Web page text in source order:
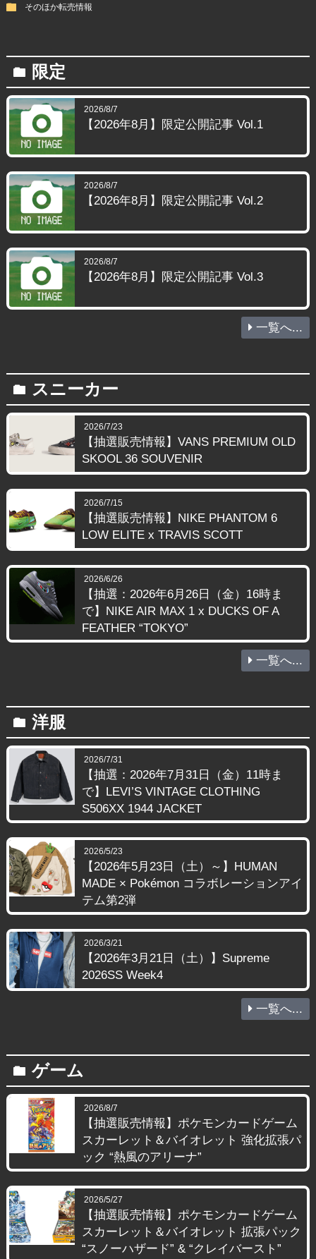
folder そのほか転売情報
folder 限定
2026/8/7
【2026年8月】限定公開記事 Vol.1
2026/8/7
【2026年8月】限定公開記事 Vol.2
2026/8/7
【2026年8月】限定公開記事 Vol.3
一覧へ...
folder スニーカー
2026/7/23
【抽選販売情報】VANS PREMIUM OLD
SKOOL 36 SOUVENIR
2026/7/15
【抽選販売情報】NIKE PHANTOM 6
LOW ELITE x TRAVIS SCOTT
2026/6/26
【抽選：2026年6月26日（金）16時ま
で】NIKE AIR MAX 1 x DUCKS OF A
FEATHER “TOKYO”
一覧へ...
folder 洋服
2026/7/31
【抽選：2026年7月31日（金）11時ま
で】LEVI’S VINTAGE CLOTHING
S506XX 1944 JACKET
2026/5/23
【2026年5月23日（土）～】HUMAN
MADE × Pokémon コラボレーションアイ
テム第2弾
2026/3/21
【2026年3月21日（土）】Supreme
2026SS Week4
一覧へ...
folder ゲーム
2026/8/7
【抽選販売情報】ポケモンカードゲーム
スカーレット＆バイオレット 強化拡張パ
ック “熱風のアリーナ”
2026/5/27
【抽選販売情報】ポケモンカードゲーム
スカーレット＆バイオレット 拡張パック
“スノーハザード” & “クレイバースト”